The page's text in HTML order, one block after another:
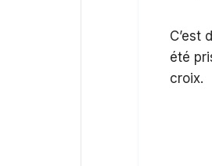
C’est
été
croix.